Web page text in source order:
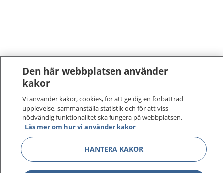
Den här webbplatsen använder
kakor
Vi använder kakor, cookies, för att ge dig en förbättrad
upplevelse, sammanställa statistik och för att viss
nödvändig funktionalitet ska fungera på webbplatsen.
Läs mer om hur vi använder kakor
HANTERA KAKOR